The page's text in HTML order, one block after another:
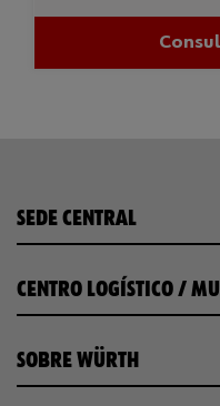
SEDE CENTRAL
CENTRO LOGÍSTICO /
SOBRE WÜRTH